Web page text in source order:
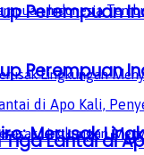
Perempuan
Merusak
Perempuan
Lantai di